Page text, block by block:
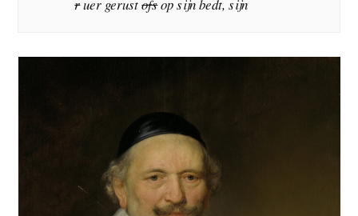
ruer gerustofsop sijn bedt, sijn